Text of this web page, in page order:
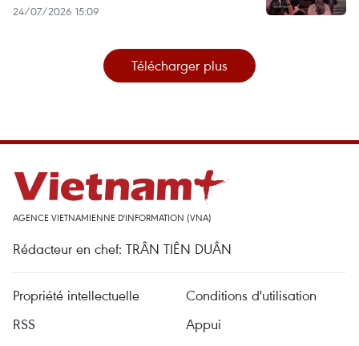
24/07/2026 15:09
Télécharger plus
AGENCE VIETNAMIENNE D'INFORMATION (VNA)
Rédacteur en chef: TRÂN TIÊN DUÂN
Propriété intellectuelle
Conditions d'utilisation
RSS
Appui